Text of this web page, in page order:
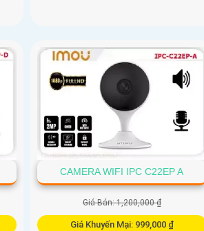
CAMERA WIFI IPC C22EP A
Giá Bán: 1,200,000 ₫
Giá Khuyến Mại: 999,000 ₫